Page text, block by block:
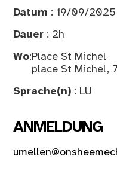
Datum : 19/09/2025
Dauer : 2h
Wo:Place St Michel
place St Michel,
Sprache(n) : LU
ANMELDUNG